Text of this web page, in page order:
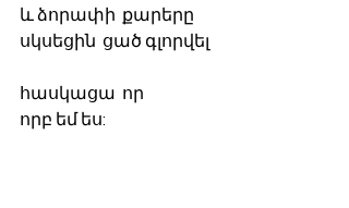
և ձորափի  քարերը
սկսեցին  ցած գլորվել
հասկացա  որ
որբ եմ ես: